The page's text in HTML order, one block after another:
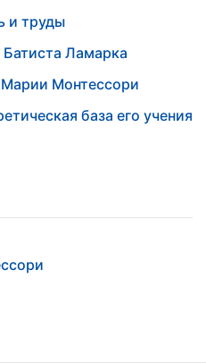
и труды
Ламарка
Марии Монтессори
база его учения